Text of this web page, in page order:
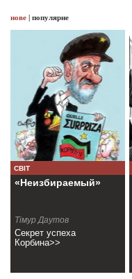
нове | популярне
СВІТ
«Неизбираемый»
Тiмур Даутов
Секрет успеха
Корбина>>